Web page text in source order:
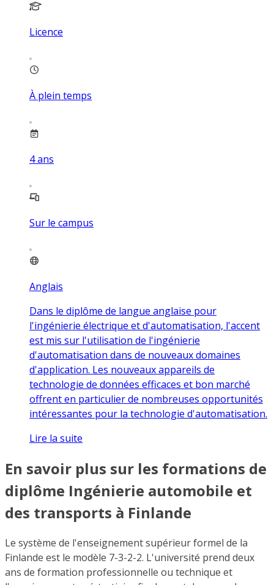
Licence
À plein temps
4ans
Sur le campus
Anglais
Dans le diplôme de langue anglaise pour
l'ingénierie électrique et d'automatisation, l'accent
est mis sur l'utilisation de l'ingénierie
d'automatisation dans de nouveaux domaines
d'application. Les nouveaux appareils de
technologie de données efficaces et bon marché
offrent en particulier de nombreuses opportunités
intéressantes pour la technologie d'automatisation.
Lire la suite
En savoir plus sur les formations de
diplôme Ingénierie automobile et
des transports à Finlande
Le système de l'enseignement supérieur formel de la
Finlande est le modèle 7-3-2-2. L'université prend deux
ans de formation professionnelle ou technique et